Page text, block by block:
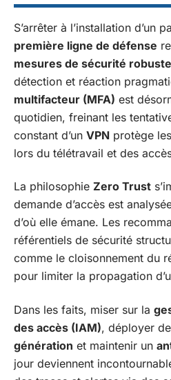
S’arrêter à l’installation d’un
première ligne de défense
mesures de sécurité
détection et réaction
multifacteur (MFA) est
quotidien, freinant les
constant d’un VPN protège
lors du télétravail et des
La philosophie Zero Trust
demande d’accès est
d’où elle émane. Les
référentiels de sécurité
comme le cloisonnement du
pour limiter la propagation
Dans les faits, miser sur la
des accès (IAM), déployer
génération et maintenir un
jour deviennent